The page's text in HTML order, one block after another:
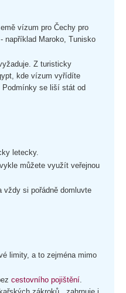
vízum pro Čechy pro
například Maroko, Tunisko
Z turisticky
kde vízum vyřídíte
Podmínky se liší stát od
letecky.
můžete využít veřejnou
vždy si pořádně domluvte
limity, a to zejména mimo
cestovního pojištění.